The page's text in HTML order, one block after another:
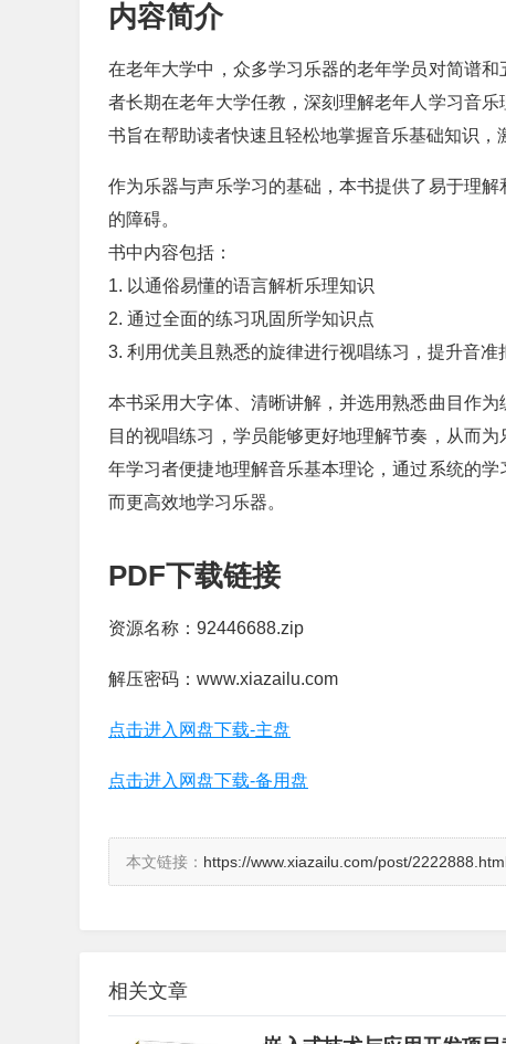
内容简介
在老年大学中，众多学习乐器的老年学员对简谱和
者长期在老年大学任教，深刻理解老年人学习音
书旨在帮助读者快速且轻松地掌握音乐基础知识，
作为乐器与声乐学习的基础，本书提供了易于理
的障碍。
书中内容包括：
1. 以通俗易懂的语言解析乐理知识
2. 通过全面的练习巩固所学知识点
3. 利用优美且熟悉的旋律进行视唱练习，提升音准
本书采用大字体、清晰讲解，并选用熟悉曲目作
目的视唱练习，学员能够更好地理解节奏，从而
年学习者便捷地理解音乐基本理论，通过系统的
而更高效地学习乐器。
PDF下载链接
资源名称：92446688.zip
解压密码：www.xiazailu.com
点击进入网盘下载-主盘
点击进入网盘下载-备用盘
本文链接： https://www.xiazailu.com/post/
相关文章